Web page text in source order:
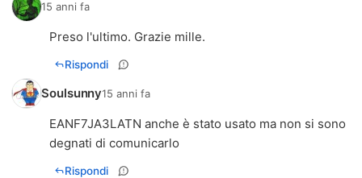
15 anni fa
Preso l'ultimo. Grazie mille.
Rispondi
Soulsunny15 anni fa
EANF7JA3LATN anche è stato usato ma non si sono
degnati di comunicarlo
Rispondi